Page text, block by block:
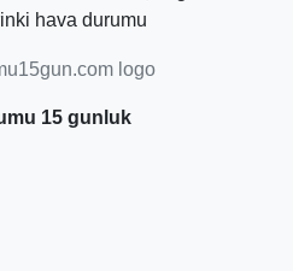
olur. Diğer uzun süreli
hava durumu
15 gunluk